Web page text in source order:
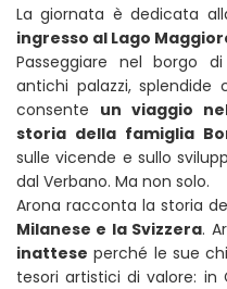
La giornata è dedicata
ingresso al Lago
Passeggiare nel borgo
antichi palazzi,
consente un viaggio
storia della famiglia
sulle vicende e sullo
dal Verbano. Ma non solo.
Arona racconta la storia
Milanese e la Svizzera.
inattese perché le sue
tesori artistici di valore: in